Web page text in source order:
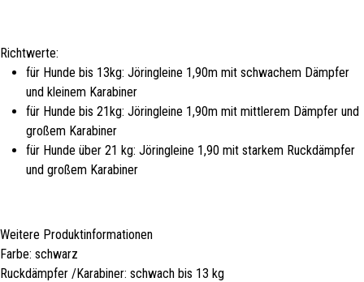
Richtwerte:
für Hunde bis 13kg: Jöringleine 1,90m mit schwachem Dämpfer
und kleinem Karabiner
für Hunde bis 21kg: Jöringleine 1,90m mit mittlerem Dämpfer und
großem Karabiner
für Hunde über 21 kg: Jöringleine 1,90 mit starkem Ruckdämpfer
und großem Karabiner
Weitere Produktinformationen
Farbe: schwarz
Ruckdämpfer /Karabiner: schwach bis 13 kg